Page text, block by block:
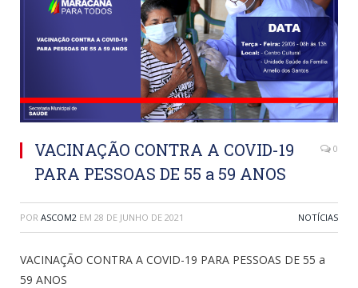
VACINAÇÃO CONTRA A COVID-19
PARA PESSOAS DE 55 a 59 ANOS
0
POR ASCOM2 EM 28 DE JUNHO DE 2021 NOTÍCIAS
VACINAÇÃO CONTRA A COVID-19 PARA PESSOAS DE 55 a
59 ANOS